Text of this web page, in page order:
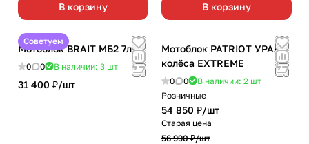
В корзину В корзину
Советуем
Мотоблок BRAIT МБ2 7л/с
0 0 В наличии: 3 шт
31 400 ₽/шт
Мотоблок PATRIOT УРАЛ
колёса EXTREME
0 0 В наличии: 2 шт
Розничные
54 850 ₽/шт
Старая цена
56 990 ₽/шт